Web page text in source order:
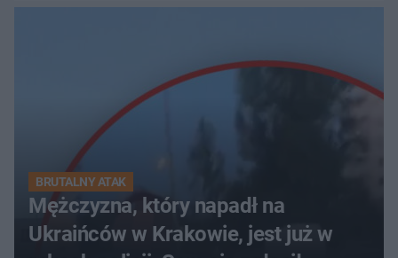
BRUTALNY ATAK
Mężczyzna, który napadł na
Ukraińców w Krakowie, jest już w